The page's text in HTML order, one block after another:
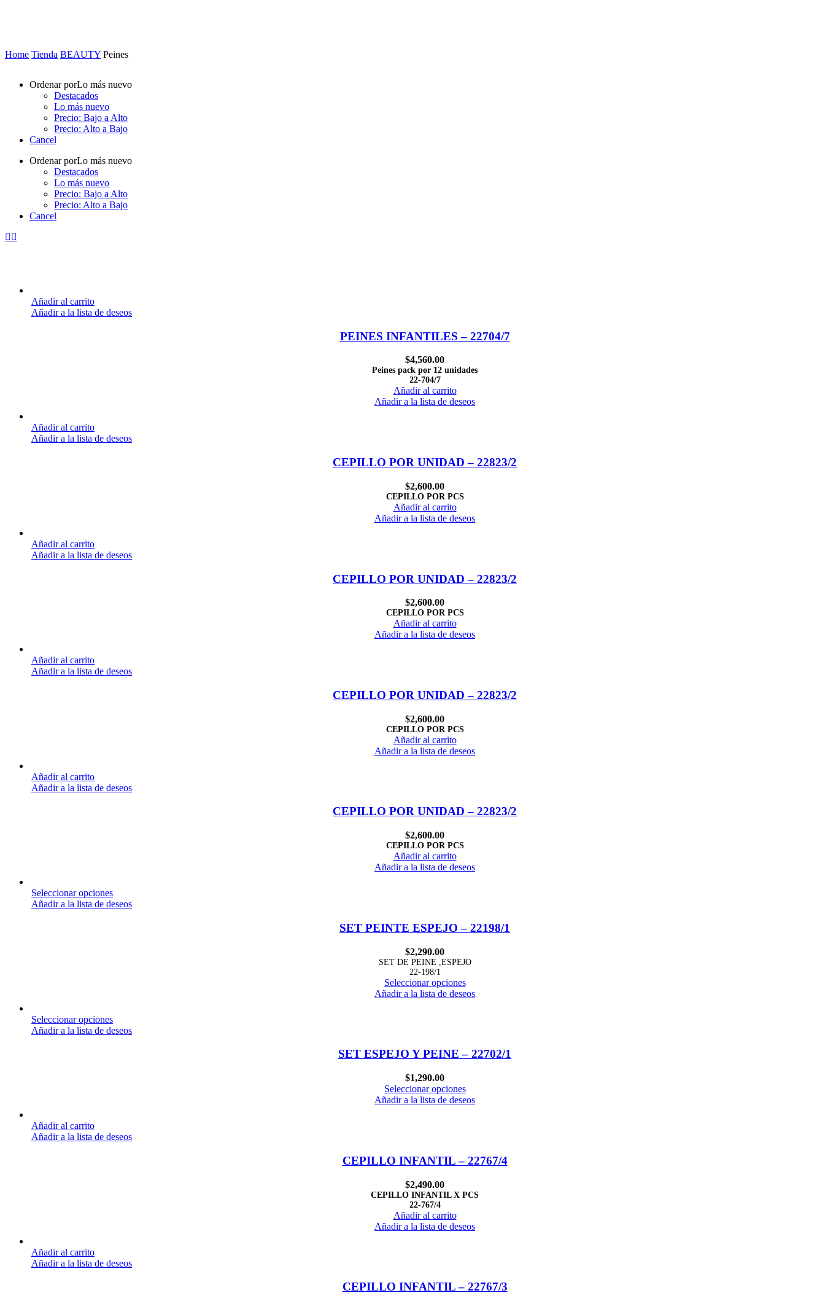
Home Tienda BEAUTY Peines
Ordenar porLo más nuevo
Destacados
Lo más nuevo
Precio: Bajo a Alto
Precio: Alto a Bajo
Cancel
Ordenar porLo más nuevo
Destacados
Lo más nuevo
Precio: Bajo a Alto
Precio: Alto a Bajo
Cancel
Añadir al carrito
Añadir a la lista de deseos
PEINES INFANTILES – 22704/7
$4,560.00
Peines pack por 12 unidades
22-704/7
Añadir al carrito
Añadir a la lista de deseos
Añadir al carrito
Añadir a la lista de deseos
CEPILLO POR UNIDAD – 22823/2
$2,600.00
CEPILLO POR PCS
Añadir al carrito
Añadir a la lista de deseos
Añadir al carrito
Añadir a la lista de deseos
CEPILLO POR UNIDAD – 22823/2
$2,600.00
CEPILLO POR PCS
Añadir al carrito
Añadir a la lista de deseos
Añadir al carrito
Añadir a la lista de deseos
CEPILLO POR UNIDAD – 22823/2
$2,600.00
CEPILLO POR PCS
Añadir al carrito
Añadir a la lista de deseos
Añadir al carrito
Añadir a la lista de deseos
CEPILLO POR UNIDAD – 22823/2
$2,600.00
CEPILLO POR PCS
Añadir al carrito
Añadir a la lista de deseos
Seleccionar opciones
Añadir a la lista de deseos
SET PEINTE ESPEJO – 22198/1
$2,290.00
SET DE PEINE ,ESPEJO
22-198/1
Seleccionar opciones
Añadir a la lista de deseos
Seleccionar opciones
Añadir a la lista de deseos
SET ESPEJO Y PEINE – 22702/1
$1,290.00
Seleccionar opciones
Añadir a la lista de deseos
Añadir al carrito
Añadir a la lista de deseos
CEPILLO INFANTIL – 22767/4
$2,490.00
CEPILLO INFANTIL X PCS
22-767/4
Añadir al carrito
Añadir a la lista de deseos
Añadir al carrito
Añadir a la lista de deseos
CEPILLO INFANTIL – 22767/3